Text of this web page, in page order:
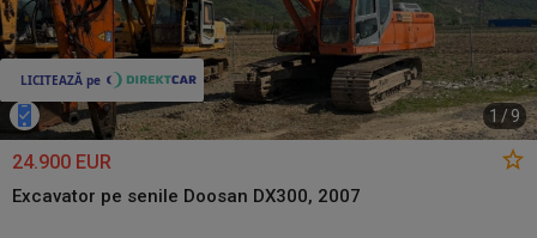
1 / 9
24.900 EUR
Excavator pe senile Doosan DX300, 2007